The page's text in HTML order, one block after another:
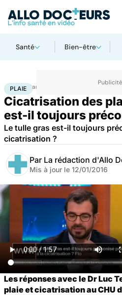
Santé Bien-être
Accueil Santé
PLAIE
Cicatrisation des
est-il toujours
Le tulle gras est-il toujours
cicatrisation ?
Par La rédaction d'Allo
Mis à jour le 12/01/2016
Les réponses avec le Dr Luc
plaie et cicatrisation au CHU